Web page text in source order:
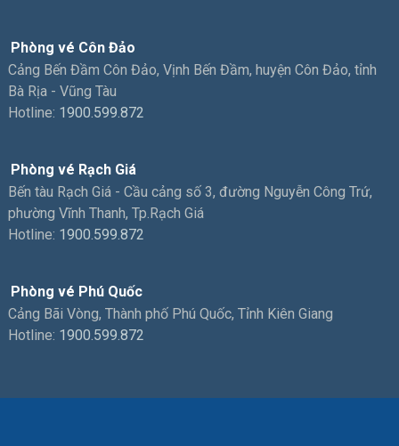
Phòng vé Côn Đảo
Cảng Bến Đầm Côn Đảo, Vịnh Bến Đầm, huyện Côn Đảo, tỉnh
Bà Rịa - Vũng Tàu
Hotline: 1900.599.872
Phòng vé Rạch Giá
Bến tàu Rạch Giá - Cầu cảng số 3, đường Nguyễn Công Trứ,
phường Vĩnh Thanh, Tp.Rạch Giá
Hotline: 1900.599.872
Phòng vé Phú Quốc
Cảng Bãi Vòng, Thành phố Phú Quốc, Tỉnh Kiên Giang
Hotline: 1900.599.872